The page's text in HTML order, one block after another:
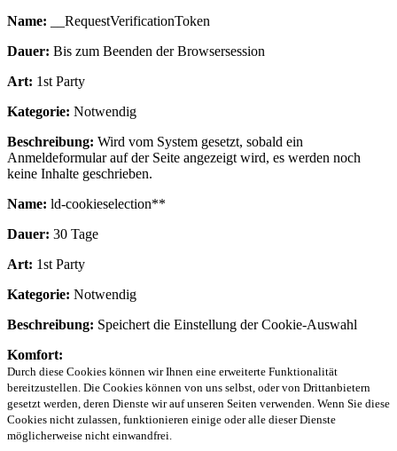
Name: __RequestVerificationToken
Dauer: Bis zum Beenden der Browsersession
Art: 1st Party
Kategorie: Notwendig
Beschreibung: Wird vom System gesetzt, sobald ein
Anmeldeformular auf der Seite angezeigt wird, es werden noch
keine Inhalte geschrieben.
Name: ld-cookieselection**
Dauer: 30 Tage
Art: 1st Party
Kategorie: Notwendig
Beschreibung: Speichert die Einstellung der Cookie-Auswahl
Komfort:
Durch diese Cookies können wir Ihnen eine erweiterte Funktionalität
bereitzustellen. Die Cookies können von uns selbst, oder von Drittanbietern
gesetzt werden, deren Dienste wir auf unseren Seiten verwenden. Wenn Sie diese
Cookies nicht zulassen, funktionieren einige oder alle dieser Dienste
möglicherweise nicht einwandfrei.